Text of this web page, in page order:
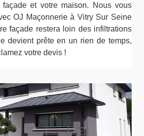
et votre maison. Nous vous
OJ Maçonnerie à Vitry Sur Seine
façade restera loin des infiltrations
devient prête en un rien de temps,
votre devis !